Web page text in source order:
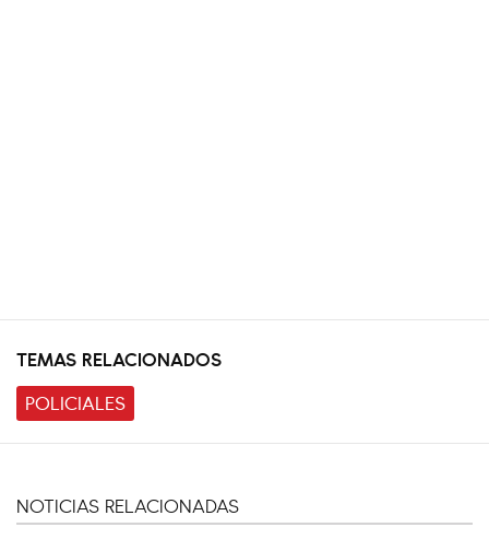
TEMAS RELACIONADOS
POLICIALES
NOTICIAS RELACIONADAS